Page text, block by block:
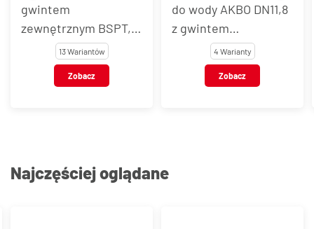
gwintem
zewnętrznym BSPT,
stal nierdzewna, typ
13 Wariantów
Zobacz
do wody AKBO DN11,8
z gwintem
wewnętrznym, stal
nierdzewna AISI 303 /
4 Warianty
Zobacz
Najczęściej oglądane